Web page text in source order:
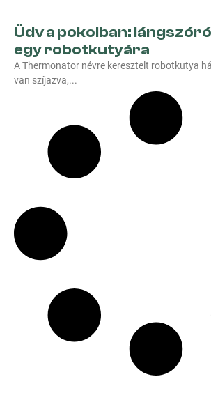
Üdv a pokolban:
egy robotkutyára
A Thermonator névre keresztelt robotkutya
van szíjazva,